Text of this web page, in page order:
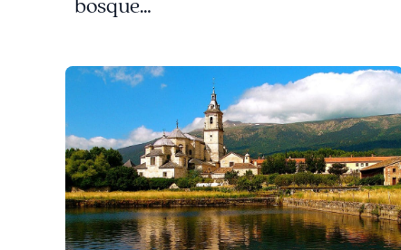
bosque…